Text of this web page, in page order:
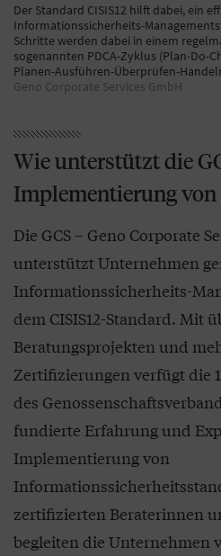
Der Standard CISIS12 hilft dabei, ein
Informationssicherheits-
Schritte werden dabei in einem
sogenannten PDCA-Zyklus (Plan-Do-
Planen-Ausführen-Überprüfen-
Geno Corporate Services GmbH
Wie unterstützt die
Implementierung von
Die GCS – Geno Corporate
unterstützt Unternehmen
Informationssicherheits-
dem CISIS12-Standard. Mit
Beratungsprojekten und
Zertifizierungen verfügt die
des
fundierte Erfahrung und
Implementierung von
zertifizierten Beraterinnen
begleiten die Unternehmen